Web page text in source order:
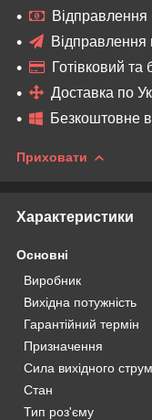
Готівковий та
Доставка по
Безкоштовне
Приховати
Характеристики
Основні
Виробник
Вихідна потужність
Гарантійний термін
Призначення
Сила вихідного
Стан
Тип роз'єму